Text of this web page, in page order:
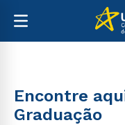
Encontre
Graduação